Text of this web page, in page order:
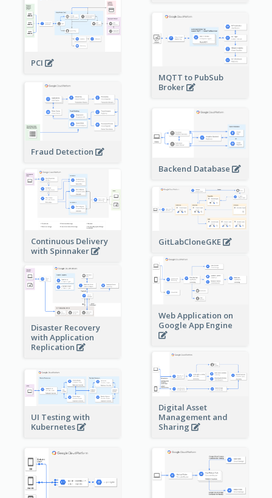
PCI
MQTT to PubSub
Broker
Fraud Detection
Backend Database
Continuous Delivery
with Spinnaker
GitLabCloneGKE
Web Application on
Google App Engine
Disaster Recovery
with Application
Replication
Digital Asset
Management and
Sharing
UI Testing with
Kubernetes